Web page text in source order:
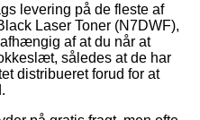
levering på de fleste af
Laser Toner (N7DWF),
af at du når at
således at de har
distribueret forud for at